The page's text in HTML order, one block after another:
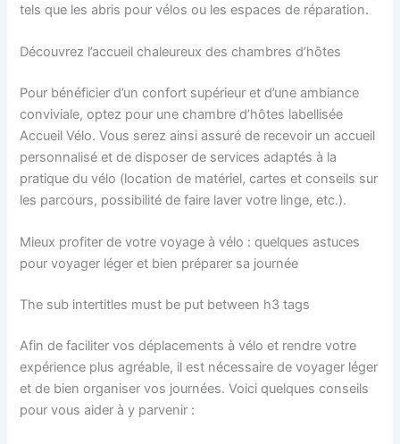
tels que les abris pour vélos ou les espaces de réparation.
Découvrez l’accueil chaleureux des chambres d’hôtes
Pour bénéficier d’un confort supérieur et d’une ambiance
conviviale, optez pour une chambre d’hôtes labellisée
Accueil Vélo. Vous serez ainsi assuré de recevoir un accueil
personnalisé et de disposer de services adaptés à la
pratique du vélo (location de matériel, cartes et conseils sur
les parcours, possibilité de faire laver votre linge, etc.).
Mieux profiter de votre voyage à vélo : quelques astuces
pour voyager léger et bien préparer sa journée
The sub intertitles must be put between h3 tags
Afin de faciliter vos déplacements à vélo et rendre votre
expérience plus agréable, il est nécessaire de voyager léger
et de bien organiser vos journées. Voici quelques conseils
pour vous aider à y parvenir :